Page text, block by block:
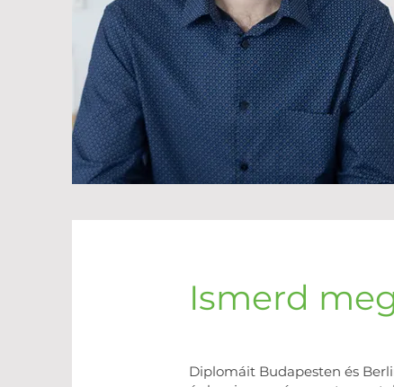
Ismerd
Diplomáit Budapesten és